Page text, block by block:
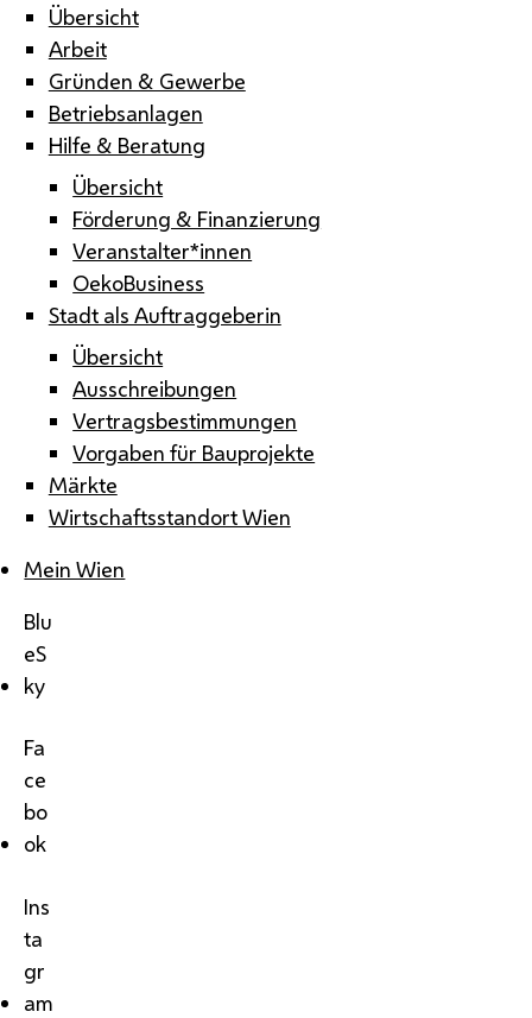
Übersicht
Arbeit
Gründen & Gewerbe
Betriebsanlagen
Hilfe & Beratung
Übersicht
Förderung & Finanzierung
Veranstalter*innen
OekoBusiness
Stadt als Auftraggeberin
Übersicht
Ausschreibungen
Vertragsbestimmungen
Vorgaben für Bauprojekte
Märkte
Wirtschaftsstandort Wien
Mein Wien
Blu
eS
ky
Fa
ce
bo
ok
Ins
ta
gr
am